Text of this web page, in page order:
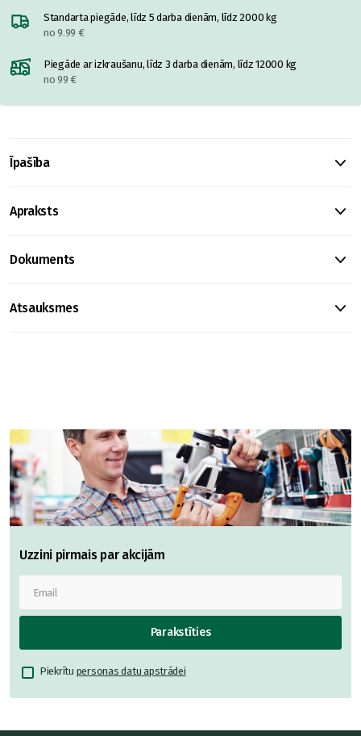
Standarta piegāde, līdz 5 darba dienām, līdz 2000 kg
no 9.99 €
Piegāde ar izkraušanu, līdz 3 darba dienām, līdz 12000 kg
no 99 €
Īpašība
Apraksts
Dokuments
Atsauksmes
Uzzini pirmais par akcijām
Parakstīties
Piekrītu personas datu apstrādei